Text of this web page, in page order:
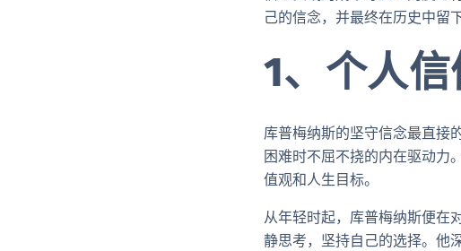
己的信念，并最终在历史中留
1、个人
库普梅纳斯的坚守信念最直接
困难时不屈不挠的内在驱动力
值观和人生目标。
从年轻时起，库普梅纳斯便在
静思考，坚持自己的选择。他